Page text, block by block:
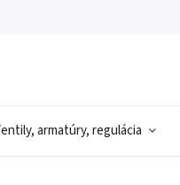
armatúry, regulácia